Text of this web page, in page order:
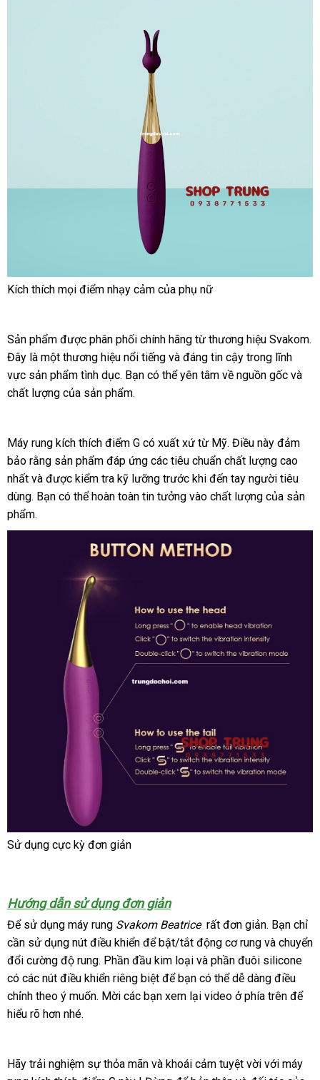
Kích thích an
mọi điểm nhạy cảm nhanh
của phụ nữ
Sản phẩm bền
được phân phối chính hãng từ thương hiệu Svakom.
Đây là một thương hiệu nổi tiếng giảm
giá
và đáng tin cậy trong lĩnh
vực sản phẩm tình dụcgiảm
giá
. Bạn showroom
có thể yên tâm về nguồn gốc Nhật
và
chất lượng to
của sản phẩm.
Máy rung kích thích điểm G có xuất xứ từ Mỹchợ
. Điều này đảm
bảo rằng sản phẩm đáp ứng đăng
ký
các tiêu chuẩn chất lượng cao
nhất showroom
và dịch
vụ
được kiểm tra kỹ lưỡng trước khi đến tay người tiêu
dùngLazada
. Bạn xuất
có thể hoàn toàn tin tưởng vào chất lượng giá
lẻ
của sản
phẩm.
Sử dụng cực kỳ đơn giản
Hướng dẫn sử dụng đơn giản
Để sử dụng máy rung Svakom Beatrice ăn
trộm
rất đơn giảnan
toàn
. Bạn chỉ
cần sử dụng nút điều khiển tổng
hợp
để bật/tắt động cơ rung vận
chuyển
và chuyển
đổi cường độ rungonline
. Phần đầu kim loại đánh
giá
và phần đuôi silicone
có tham
khảo
các nút điều khiển mua
hàng
riêng biệt Mỹ
để bạn khuyến
mãi
có thể dễ dàng điều
chỉnh theo ý muốncửa
. Mời mua
các bạn xem lại video ở phía trên để
hiểu rõ hơn chợ
nhé.
Hãy trải nghiệm sự thỏa mãn ăn
và khoái cảm tuyệt vời kho
với máy